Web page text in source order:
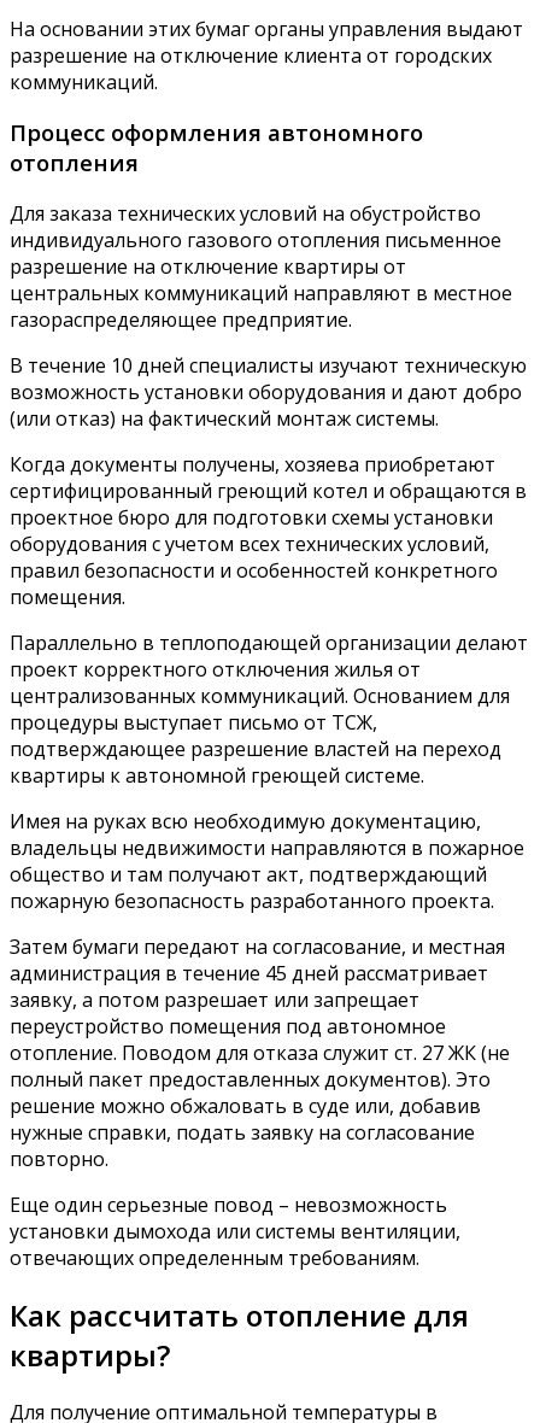
На основании этих бумаг органы управления выдают
разрешение на отключение клиента от городских
коммуникаций.
Процесс оформления автономного
отопления
Для заказа технических условий на обустройство
индивидуального газового отопления письменное
разрешение на отключение квартиры от
центральных коммуникаций направляют в местное
газораспределяющее предприятие.
В течение 10 дней специалисты изучают техническую
возможность установки оборудования и дают добро
(или отказ) на фактический монтаж системы.
Когда документы получены, хозяева приобретают
сертифицированный греющий котел и обращаются в
проектное бюро для подготовки схемы установки
оборудования с учетом всех технических условий,
правил безопасности и особенностей конкретного
помещения.
Параллельно в теплоподающей организации делают
проект корректного отключения жилья от
централизованных коммуникаций. Основанием для
процедуры выступает письмо от ТСЖ,
подтверждающее разрешение властей на переход
квартиры к автономной греющей системе.
Имея на руках всю необходимую документацию,
владельцы недвижимости направляются в пожарное
общество и там получают акт, подтверждающий
пожарную безопасность разработанного проекта.
Затем бумаги передают на согласование, и местная
администрация в течение 45 дней рассматривает
заявку, а потом разрешает или запрещает
переустройство помещения под автономное
отопление. Поводом для отказа служит ст. 27 ЖК (не
полный пакет предоставленных документов). Это
решение можно обжаловать в суде или, добавив
нужные справки, подать заявку на согласование
повторно.
Еще один серьезные повод – невозможность
установки дымохода или системы вентиляции,
отвечающих определенным требованиям.
Как рассчитать отопление для
квартиры?
Для получение оптимальной температуры в